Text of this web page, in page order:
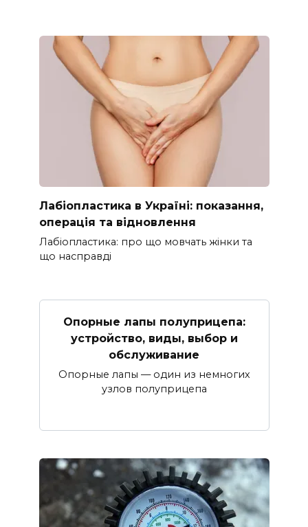
Лабіопластика в Україні: показання,
операція та відновлення
Лабіопластика: про що мовчать жінки та
що насправді
Опорные лапы полуприцепа:
устройство, виды, выбор и
обслуживание
Опорные лапы — один из немногих
узлов полуприцепа